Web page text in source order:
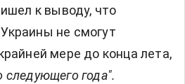
к выводу, что
не смогут
мере до конца лета,
следующего года".